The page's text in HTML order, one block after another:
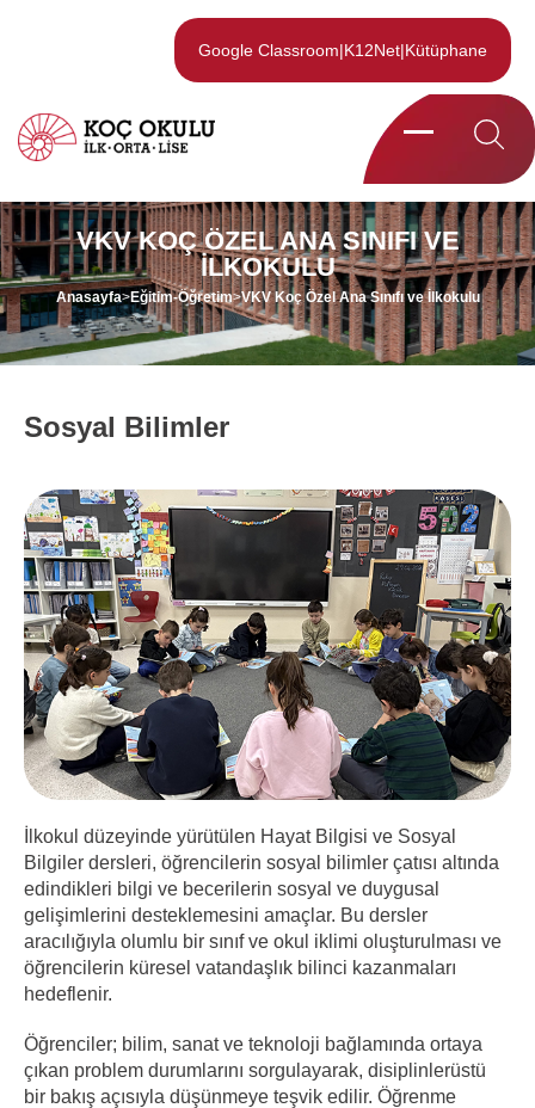
Google Classroom|K12Net|Kütüphane
VKV KOÇ ÖZEL ANA SINIFI VE
İLKOKULU
Anasayfa>Eğitim-Öğretim>VKV Koç Özel Ana Sınıfı ve İlkokulu
Sosyal Bilimler
İlkokul düzeyinde yürütülen Hayat Bilgisi ve Sosyal
Bilgiler dersleri, öğrencilerin sosyal bilimler çatısı altında
edindikleri bilgi ve becerilerin sosyal ve duygusal
gelişimlerini desteklemesini amaçlar. Bu dersler
aracılığıyla olumlu bir sınıf ve okul iklimi oluşturulması ve
öğrencilerin küresel vatandaşlık bilinci kazanmaları
hedeflenir.
Öğrenciler; bilim, sanat ve teknoloji bağlamında ortaya
çıkan problem durumlarını sorgulayarak, disiplinlerüstü
bir bakış açısıyla düşünmeye teşvik edilir. Öğrenme